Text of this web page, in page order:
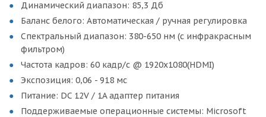
Динамический диапазон: 85,3 Дб
Баланс белого: Автоматическая / ручная регулировка
Спектральный диапазон: 380-650 нм (с инфракрасным
фильтром)
Частота кадров: 60 кадр/с @ 1920x1080(HDMI)
Экспозиция: 0,06 - 918 мс
Питание: DC 12V / 1A адаптер питания
Поддерживаемые операционные системы: Microsoft